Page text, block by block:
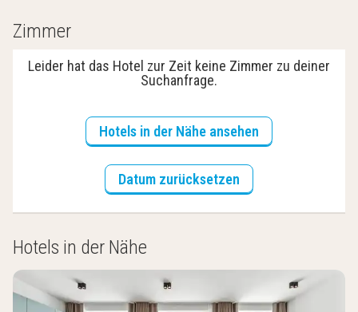
Zimmer
Leider hat das Hotel zur Zeit keine Zimmer zu deiner
Suchanfrage.
Hotels in der Nähe ansehen
Datum zurücksetzen
Hotels in der Nähe